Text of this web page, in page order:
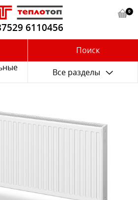
6110456
Поиск
0
Все разделы